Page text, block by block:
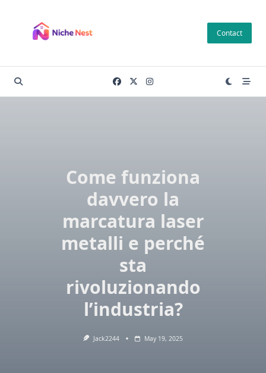
content
Contact
Come funziona
davvero la
marcatura laser
metalli e perché
sta
rivoluzionando
l’industria?
Jack2244 May 19, 2025